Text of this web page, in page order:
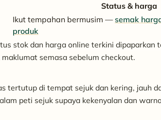
Status & harga
Ikut tempahan bermusim — semak
produk
stok dan harga online terkini dipaparkan
maklumat semasa sebelum checkout.
tertutup di tempat sejuk dan kering, jauh
peti sejuk supaya kekenyalan dan